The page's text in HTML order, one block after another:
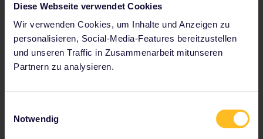
Diese Webseite verwendet Cookies
Wir verwenden Cookies, um Inhalte und Anzeigen zu
personalisieren, Social-Media-Features bereitzustellen
und unseren Traffic in Zusammenarbeit mitunseren
Partnern zu analysieren.
Notwendig
Starte in einem der vielen Restaurants der Stadt in die
Nacht und stärke dich mit mediterranen
Köstlichkeiten. Ist dein Hunger gestillt, kann das
Banje
Beachsorgt dafür, dass du dich noch lange an diese